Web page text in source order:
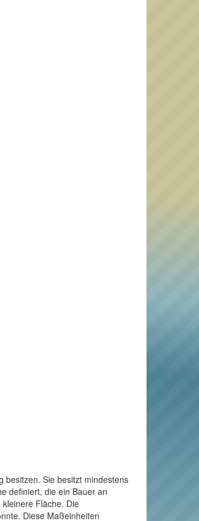
besitzen. Sie besitzt mindestens
definiert, die ein Bauer an
Fläche. Die
Diese Maßeinheiten